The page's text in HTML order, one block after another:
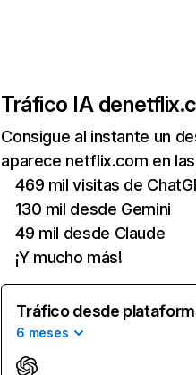
Tráfico IA de
Consigue al instante un
aparece netflix.com en
469 mil visitas de
130 mil desde Gemini
49 mil desde Claude
¡Y mucho más!
Tráfico desde
6 meses